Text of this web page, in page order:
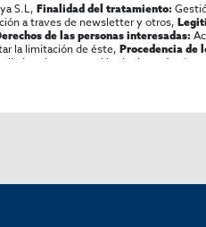
S.L, Finalidad del tratamiento:
a traves de newsletter y otros,
de las personas interesadas:
la limitación de éste, Procedencia de
sobre protección de datos
Aquí.